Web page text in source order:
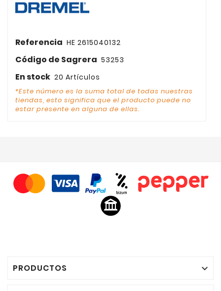
Referencia HE 2615040132
Código de Sagrera 53253
En stock 20 Artículos
*Este número es la suma total de todas nuestras
tiendas, esto significa que el producto puede no
estar presente en alguna de ellas.
PRODUCTOS 